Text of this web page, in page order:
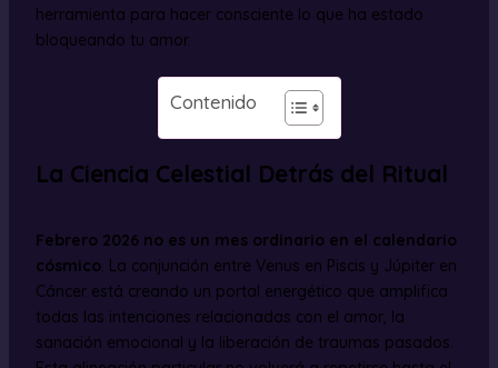
herramienta para hacer consciente lo que ha estado
bloqueando tu amor.
Contenido
La Ciencia Celestial Detrás del Ritual
Febrero 2026 no es un mes ordinario en el calendario
cósmico. La conjunción entre Venus en Piscis y Júpiter en
Cáncer está creando un portal energético que amplifica
todas las intenciones relacionadas con el amor, la
sanación emocional y la liberación de traumas pasados.